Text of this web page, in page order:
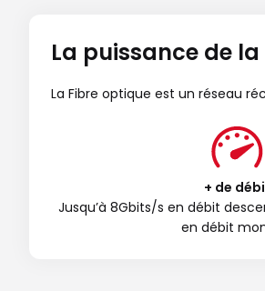
La puissance de la
La Fibre optique est un réseau
+ de
Jusqu’à 8Gbits/s en débit
en débit